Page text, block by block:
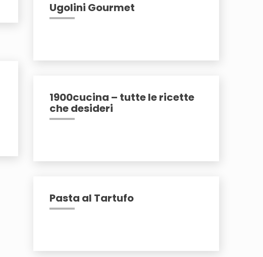
Ugolini Gourmet
1900cucina – tutte le ricette
che desideri
Pasta al Tartufo